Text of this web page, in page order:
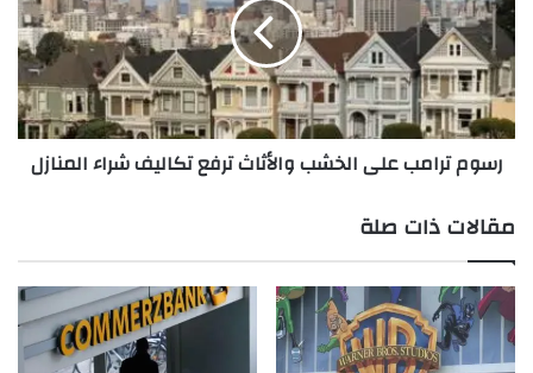
و
ط
ت
ج
ي
ي
د
ة
ي
أ
م
ت
ر
ا
ب
ا
ل
خ
ش
ب
و
رسوم ترامب على الخشب والأثاث ترفع تكاليف شراء المنازل
مقالات ذات صلة